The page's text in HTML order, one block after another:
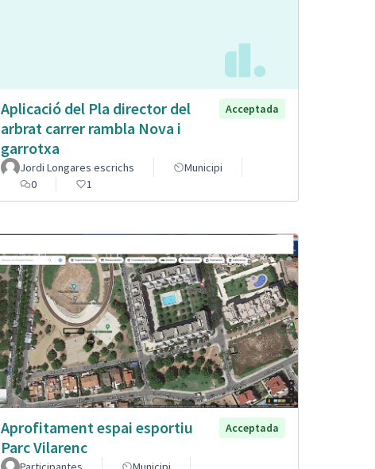
Aplicació del Pla director del
arbrat carrer rambla Nova i
garrotxa
Acceptada
Jordi Longares escrichs
Municipi
0
1
Aprofitament espai esportiu
Parc Vilarenc
Acceptada